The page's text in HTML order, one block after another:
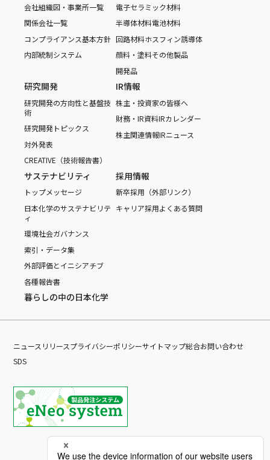
会社組織図・事業所一覧
関係会社一覧
コンプライアンス基本方針
内部統制システム
電子セラミック材料
半導体材料電池材料
回路材料ホスフィン誘導体
顔料・塗料その他製品
開発品
研究開発
研究開発の方向性と基盤技
術
研究開発トピックス
対外発表
CREATIVE（技術報告書）
IR情報
株主・投資家の皆様へ
財務・IR資料IRカレンダー
株主関連情報IRニュース
サステナビリティ
トップメッセージ
日本化学のサステナビリテ
ィ
環境社会ガバナンス
索引・データ集
外部評価とイニシアチブ
各種報告書
採用情報
新卒採用（外部リンク）
キャリア採用よくある質問
暮らしの中の日本化学
ニュースリリースプライバシーポリシーサイトマップ総合お問い合わせ
SDS